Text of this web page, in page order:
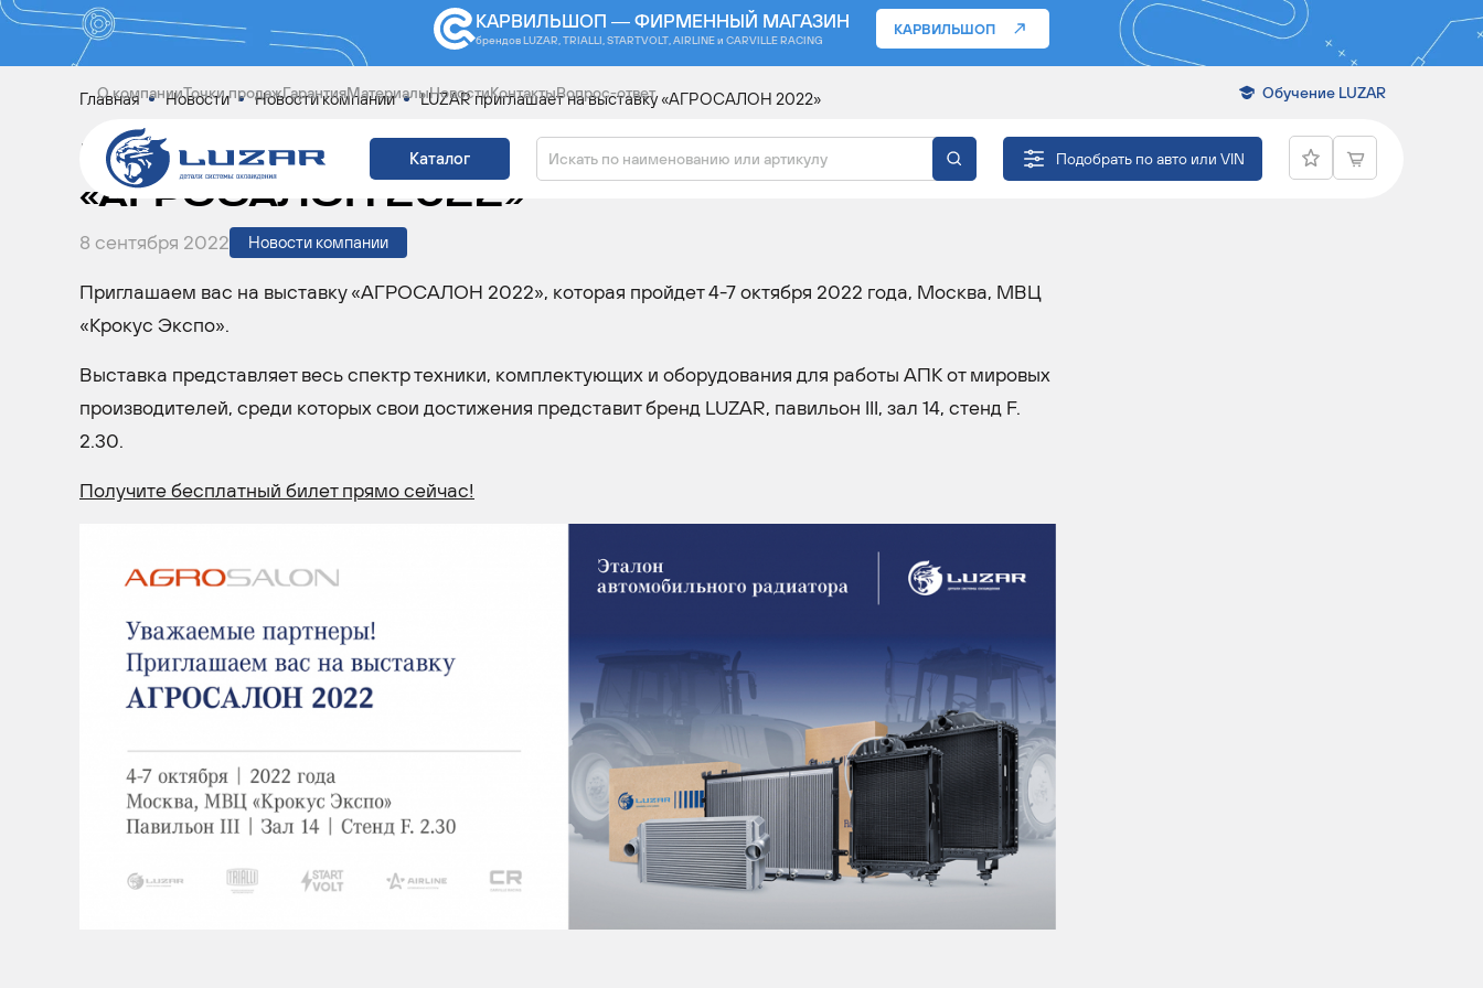
КАРВИЛЬШОП — ФИРМЕННЫЙ МАГАЗИН
брендовLUZAR, TRIALLI, STARTVOLT, AIRLINE и CARVILLE RACING
КАРВИЛЬШОП
О компанииТочки продажГарантияМатериалыНовостиКонтактыВопрос-ответ Обучение LUZAR
Каталог Подобрать по авто или VIN
Главная Новости Новости компании LUZAR приглашает на выставку «АГРОСАЛОН 2022»
LUZAR ПРИГЛАШАЕТ НА ВЫСТАВКУ
«АГРОСАЛОН 2022»
8 сентября 2022 Новости компании
Приглашаем вас на выставку «АГРОСАЛОН 2022», которая пройдет 4-7 октября 2022 года, Москва, МВЦ
«Крокус Экспо».
Выставка представляет весь спектр техники, комплектующих и оборудования для работы АПК от мировых
производителей, среди которых свои достижения представит бренд LUZAR, павильон III, зал 14, стенд F.
2.30.
Получите бесплатный билет прямо сейчас!